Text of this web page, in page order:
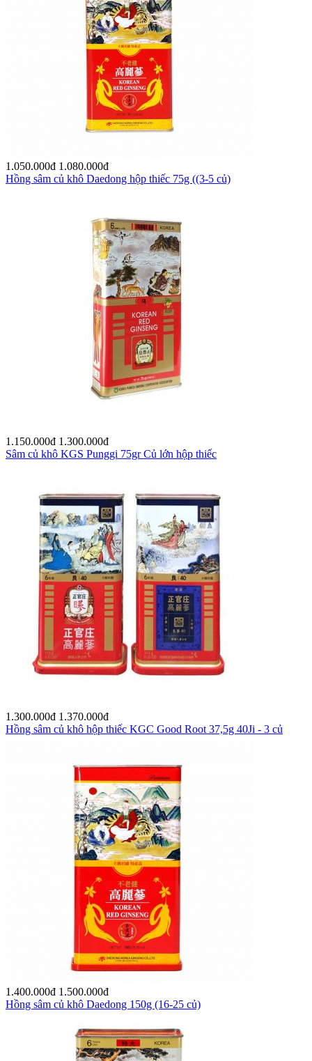
1.050.000đ 1.080.000đ
Hồng sâm củ khô Daedong hộp thiếc 75g ((3-5 củ)
1.150.000đ 1.300.000đ
Sâm củ khô KGS Punggi 75gr Củ lớn hộp thiếc
1.300.000đ 1.370.000đ
Hồng sâm củ khô hộp thiếc KGC Good Root 37,5g 40Ji - 3 củ
1.400.000đ 1.500.000đ
Hồng sâm củ khô Daedong 150g (16-25 củ)